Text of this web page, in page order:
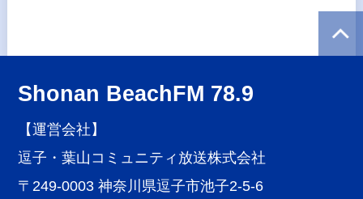
Shonan BeachFM 78.9
【運営会社】
逗子・葉山コミュニティ放送株式会社
〒249-0003 神奈川県逗子市池子2-5-6